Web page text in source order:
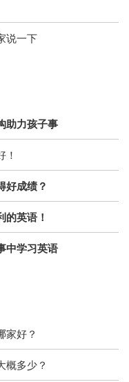
说一下
助力孩子事
好成绩？
英语！
中学习英语
家好？
概多少？